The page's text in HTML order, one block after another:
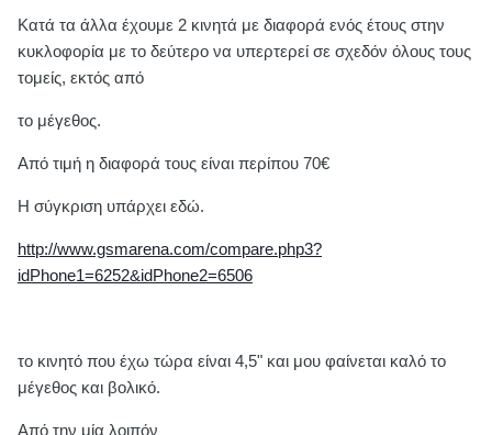
Κατά τα άλλα έχουμε 2 κινητά με διαφορά ενός έτους στην
κυκλοφορία με το δεύτερο να υπερτερεί σε σχεδόν όλους τους
τομείς, εκτός από
το μέγεθος.
Από τιμή η διαφορά τους είναι περίπου 70€
Η σύγκριση υπάρχει εδώ.
http://www.gsmarena.com/compare.php3?
idPhone1=6252&idPhone2=6506
το κινητό που έχω τώρα είναι 4,5" και μου φαίνεται καλό το
μέγεθος και βολικό.
Από την μία λοιπόν